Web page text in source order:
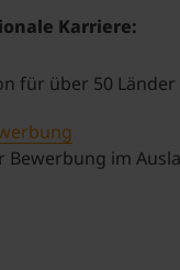
Karriere:
für über 50 Länder
Bewerbung im